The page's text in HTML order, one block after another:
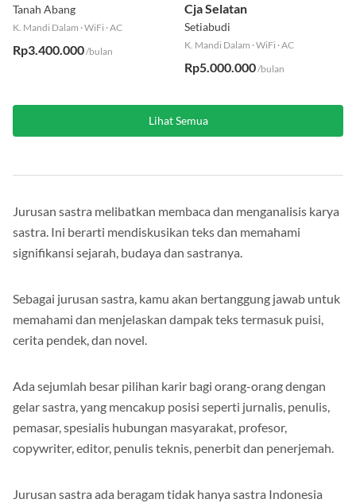
Tanah Abang
K. Mandi Dalam ·WiFi ·AC
Rp3.400.000/bulan
Cja Selatan
Setiabudi
K. Mandi Dalam ·WiFi ·AC
Rp5.000.000/bulan
Lihat Semua
Jurusan sastra melibatkan membaca dan menganalisis karya
sastra. Ini berarti mendiskusikan teks dan memahami
signifikansi sejarah, budaya dan sastranya.
Sebagai jurusan sastra, kamu akan bertanggung jawab untuk
memahami dan menjelaskan dampak teks termasuk puisi,
cerita pendek, dan novel.
Ada sejumlah besar pilihan karir bagi orang-orang dengan
gelar sastra, yang mencakup posisi seperti jurnalis, penulis,
pemasar, spesialis hubungan masyarakat, profesor,
copywriter, editor, penulis teknis, penerbit dan penerjemah.
Jurusan sastra ada beragam tidak hanya sastra Indonesia